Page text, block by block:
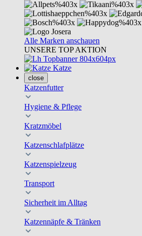
Alle Marken anschauen
UNSERE TOP AKTION
Katze
close
Katzenfutter
Hygiene & Pflege
Kratzmöbel
Katzenschlafplätze
Katzenspielzeug
Transport
Sicherheit im Alltag
Katzennäpfe & Tränken